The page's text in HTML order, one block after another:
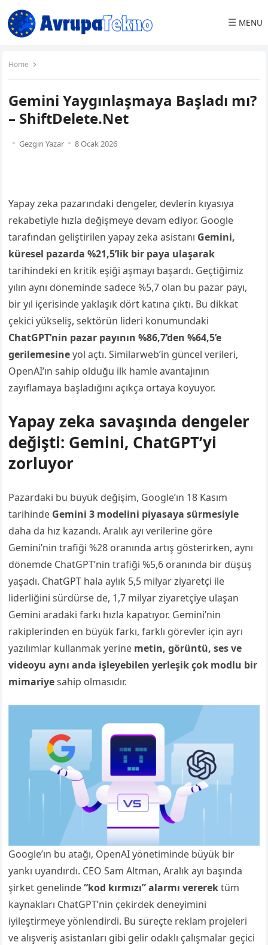
☰ MENU
Home
Gemini Yaygınlaşmaya Başladı mı?
– ShiftDelete.Net
Gezgin Yazar 8 Ocak 2026
Yapay zeka pazarındaki dengeler, devlerin kıyasıya
rekabetiyle hızla değişmeye devam ediyor. Google
tarafından geliştirilen yapay zeka asistanı Gemini,
küresel pazarda %21,5’lik bir paya ulaşarak
tarihindeki en kritik eşiği aşmayı başardı. Geçtiğimiz
yılın aynı döneminde sadece %5,7 olan bu pazar payı,
bir yıl içerisinde yaklaşık dört katına çıktı. Bu dikkat
çekici yükseliş, sektörün lideri konumundaki
ChatGPT’nin pazar payının %86,7’den %64,5’e
gerilemesineyol açtı. Similarweb’in güncel verileri,
OpenAI’ın sahip olduğu ilk hamle avantajının
zayıflamaya başladığını açıkça ortaya koyuyor.
Yapay zeka savaşında dengeler
değişti: Gemini, ChatGPT’yi
zorluyor
Pazardaki bu büyük değişim, Google’ın 18 Kasım
tarihinde Gemini 3 modelini piyasaya sürmesiyle
daha da hız kazandı. Aralık ayı verilerine göre
Gemini’nin trafiği %28 oranında artış gösterirken, aynı
dönemde ChatGPT’nin trafiği %5,6 oranında bir düşüş
yaşadı. ChatGPT hala aylık 5,5 milyar ziyaretçi ile
liderliğini sürdürse de, 1,7 milyar ziyaretçiye ulaşan
Gemini aradaki farkı hızla kapatıyor. Gemini’nin
rakiplerinden en büyük farkı, farklı görevler için ayrı
yazılımlar kullanmak yerine metin, görüntü, ses ve
videoyu aynı anda işleyebilen yerleşik çok modlu bir
mimariyesahip olmasıdır.
Google’ın bu atağı, OpenAI yönetiminde büyük bir
yankı uyandırdı. CEO Sam Altman, Aralık ayı başında
şirket genelinde“kod kırmızı” alarmı vererektüm
kaynakları ChatGPT’nin çekirdek deneyimini
iyileştirmeye yönlendirdi. Bu süreçte reklam projeleri
ve alışveriş asistanları gibi gelir odaklı çalışmalar geçici